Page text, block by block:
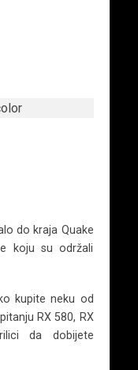
do kraja Quake
koju su održali
kupite neku od
RX 580, RX
da dobijete